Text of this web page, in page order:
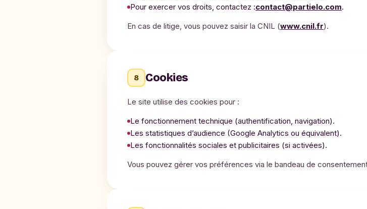
Pour exercer vos droits, contactez :contact@partielo.com.
En cas de litige, vous pouvez saisir la CNIL (www.cnil.fr).
8 Cookies
Le site utilise des cookies pour :
Le fonctionnement technique (authentification, navigation).
Les statistiques d’audience (Google Analytics ou équivalent).
Les fonctionnalités sociales et publicitaires (si activées).
Vous pouvez gérer vos préférences via le bandeau de